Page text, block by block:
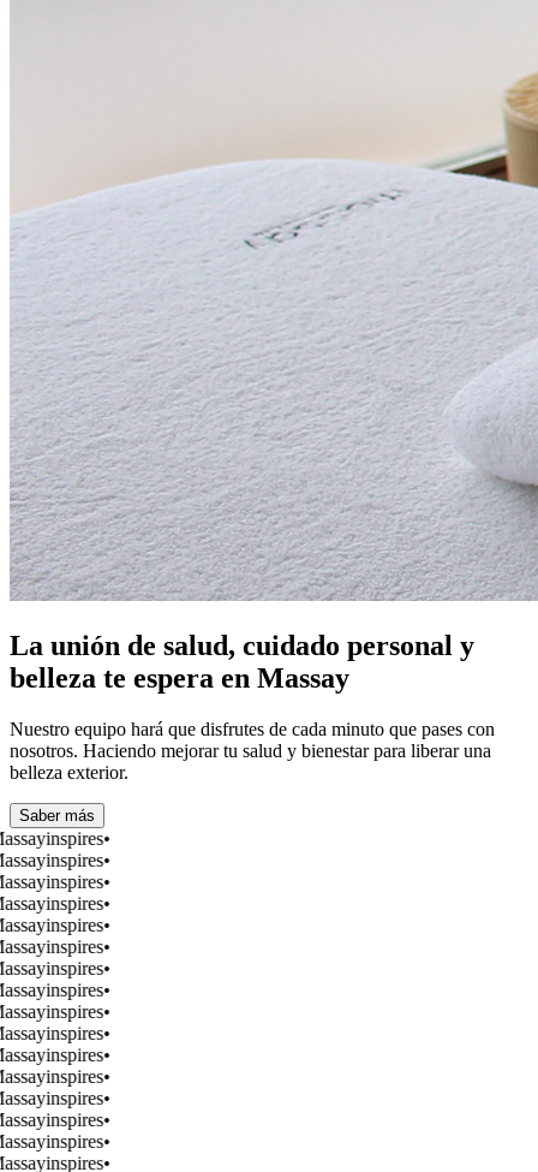
La unión de salud, cuidado personal y
belleza te espera en Massay
Nuestro equipo hará que disfrutes de cada minuto que pases con
nosotros. Haciendo mejorar tu salud y bienestar para liberar una
belleza exterior.
Saber más
inspires•
inspires•
inspires•
inspires•
inspires•
inspires•
inspires•
inspires•
inspires•
inspires•
inspires•
inspires•
inspires•
inspires•
inspires•
inspires•